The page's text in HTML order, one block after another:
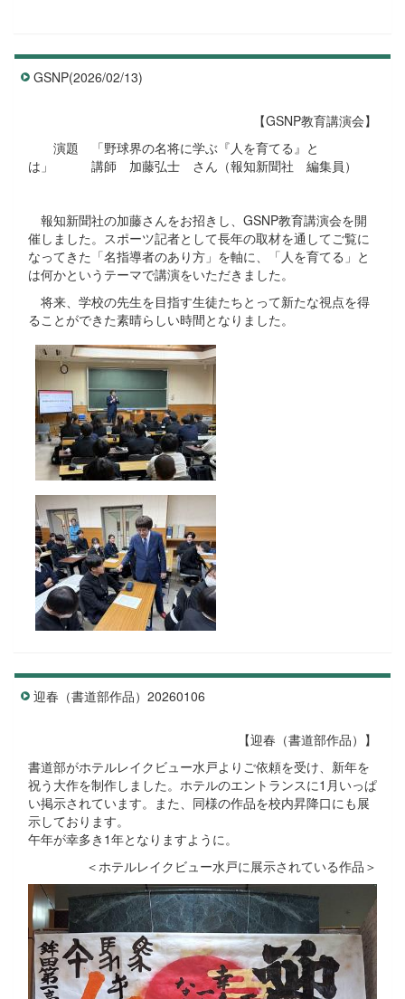
GSNP(2026/02/13)
【GSNP教育講演会】
演題 「野球界の名将に学ぶ『人を育てる』と
は」 講師 加藤弘士 さん（報知新聞社 編集員）
報知新聞社の加藤さんをお招きし、GSNP教育講演会を開
催しました。スポーツ記者として長年の取材を通してご覧に
なってきた「名指導者のあり方」を軸に、「人を育てる」と
は何かというテーマで講演をいただきました。
将来、学校の先生を目指す生徒たちとって新たな視点を得
ることができた素晴らしい時間となりました。
迎春（書道部作品）20260106
【迎春（書道部作品）】
書道部がホテルレイクビュー水戸よりご依頼を受け、新年を
祝う大作を制作しました。ホテルのエントランスに1月いっぱ
い掲示されています。また、同様の作品を校内昇降口にも展
示しております。
午年が幸多き1年となりますように。
＜ホテルレイクビュー水戸に展示されている作品＞